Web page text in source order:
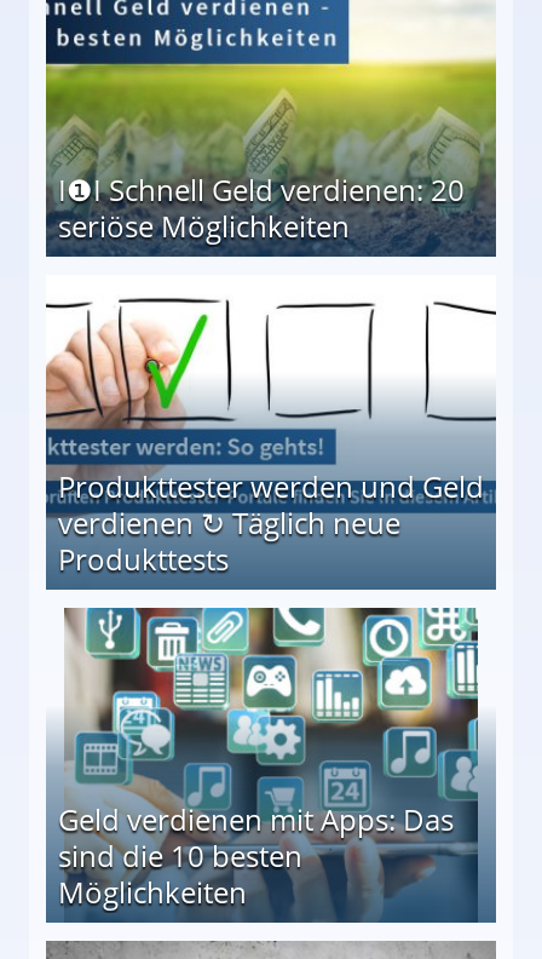
I❶I Schnell Geld verdienen: 20
seriöse Möglichkeiten
Produkttester werden und Geld
verdienen ↻ Täglich neue
Produkttests
↻ Täglich neue Produkttests
Geld verdienen mit Apps: Das
sind die 10 besten
Möglichkeiten
besten Möglichkeiten